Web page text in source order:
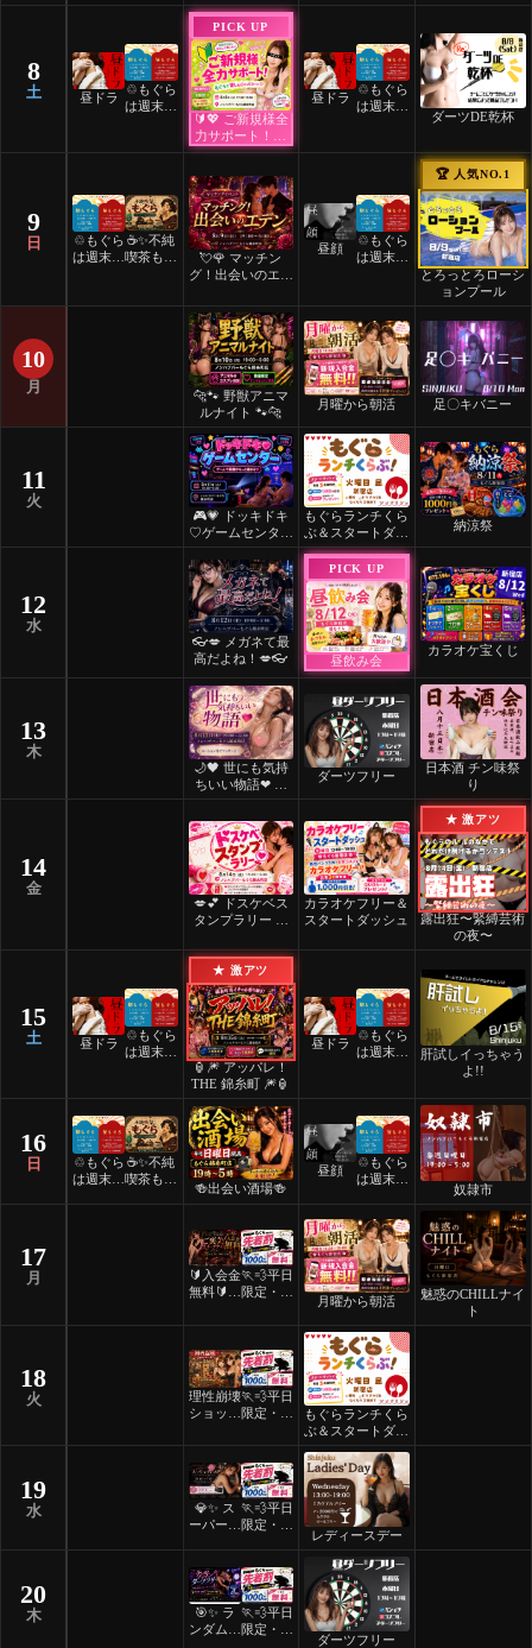
8
土 昼ドラ
♲もぐら
は週末祝
PICK UP
🔰💖 ご新規様全
力サポート！💖
🔰
昼ドラ
♲もぐら
は週末祝
ダーツDE乾杯
9
日
♲もぐら
は週末祝
☕️✨不純
喫茶もぐ
💘🌹 マッチン
グ！出会いのエデ
昼顔
♲もぐら
は週末祝
🏆 人気NO.1
とろっとろローシ
ョンプール
10
月
🐆🐾 野獣アニマ
ルナイト 🐾🐆
月曜から朝活 足〇キバニー
11
火
🎮💗 ドッキドキ
♡ゲームセンター
💗🎮
もぐらランチくら
ぶ＆スタートダッ
シュ
納涼祭
12
水
👓💋 メガネて最
高だよね！💋👓
PICK UP
昼飲み会
カラオケ宝くじ
13
木
🌙🖤 世にも気持
ちいい物語❤ 🖤
🌙
ダーツフリー
日本酒 チン味祭
り
14
金
💋💕 ドスケベス
タンプラリー 💕
カラオケフリー＆
スタートダッシュ
★ 激アツ
露出狂〜緊縛芸術
の夜〜
15
土 昼ドラ
♲もぐら
は週末祝
★ 激アツ
🏮🎆 アッパレ！
THE 錦糸町 🎆🏮
昼ドラ
♲もぐら
は週末祝
肝試しイっちゃう
よ!!
16
日
♲もぐら
は週末祝
☕️✨不純
喫茶もぐ
🍻出会い酒場🍻
昼顔
♲もぐら
は週末祝
奴隷市
17
月
🔰入会金
無料🔰ご
ーツナイ
🏃💨平日
限定・先
月曜から朝活
魅惑のCHILLナイ
ト
18
火
理性崩壊
ショット
ー
🏃💨平日
限定・先
もぐらランチくら
ぶ＆スタートダッ
シュ
19
水
💎✨ ス
ーパーレ
💎
🏃💨平日
限定・先
レディースデー
20
木
🎯✨ ラ
ンダムマ
🏃💨平日
限定・先
ダーツフリー